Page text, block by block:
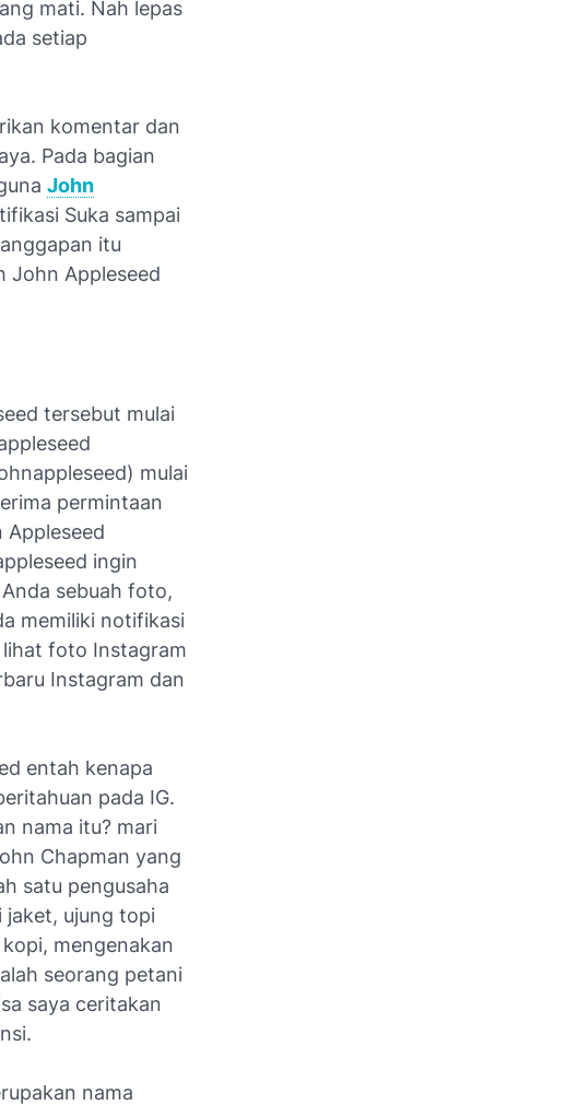
mati. Nah lepas
setiap
komentar dan
Pada bagian
John
Suka sampai
itu
John Appleseed
tersebut mulai
mulai
permintaan
ingin
sebuah foto,
memiliki notifikasi
foto Instagram
Instagram dan
entah kenapa
pada IG.
nama itu? mari
Chapman yang
satu pengusaha
jaket, ujung topi
mengenakan
seorang petani
saya ceritakan
nama